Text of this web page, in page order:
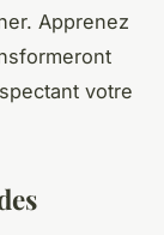
Apprenez
votre